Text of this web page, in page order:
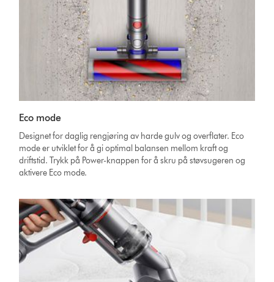
Eco mode
Designet for daglig rengjøring av harde gulv og overflater. Eco
mode er utviklet for å gi optimal balansen mellom kraft og
driftstid. Trykk på Power-knappen for å skru på støvsugeren og
aktivere Eco mode.